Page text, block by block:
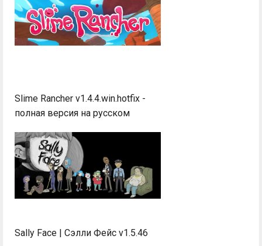
Slime Rancher v1.4.4.win.hotfix -
полная версия на русском
Sally Face | Сэлли Фейс v1.5.46